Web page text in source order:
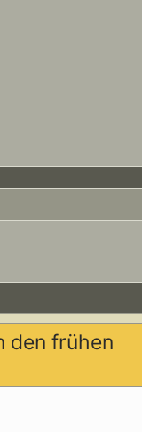
den frühen